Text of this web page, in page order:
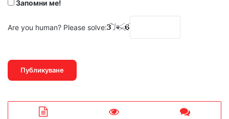
Запомни ме!
Are you human? Please solve: